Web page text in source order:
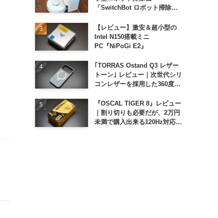
「SwitchBot ロボット掃除機
【レビュー】激安＆超小型の
Intel N150搭載ミニ
PC『NiPoGi E2』
｢TORRAS Ostand Q3 レザー
トーン｣ レビュー｜次世代シリ
コンレザーを採用した360度回
『OSCAL TIGER 8』レビュー
｜割り切りも必要だが、2万円
未満で購入出来る120Hz対応大